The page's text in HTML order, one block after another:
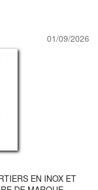
01/09/2026
EN INOX ET